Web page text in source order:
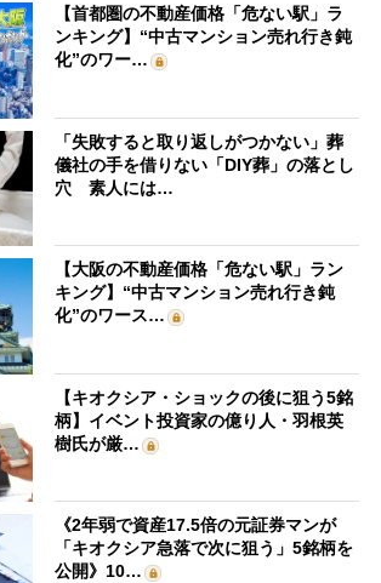
【首都圏の不動産価格「危ない駅」ラ
ンキング】“中古マンション売れ行き鈍
化”のワー…
「失敗すると取り返しがつかない」葬
儀社の手を借りない「DIY葬」の落とし
穴 素人には…
【大阪の不動産価格「危ない駅」ラン
キング】“中古マンション売れ行き鈍
化”のワース…
【キオクシア・ショックの後に狙う5銘
柄】イベント投資家の億り人・羽根英
樹氏が厳…
《2年弱で資産17.5倍の元証券マンが
「キオクシア急落で次に狙う」5銘柄を
公開》10…